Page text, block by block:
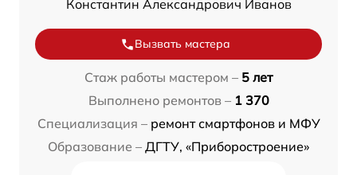
Константин Александрович Иванов
Вызвать мастера
Стаж работы мастером – 5 лет
Выполнено ремонтов – 1 370
Специализация – ремонт смартфонов и МФУ
Образование – ДГТУ, «Приборостроение»